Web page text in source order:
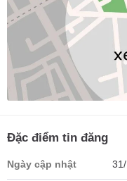
Đặc điểm tin đăng
Ngày cập nhật